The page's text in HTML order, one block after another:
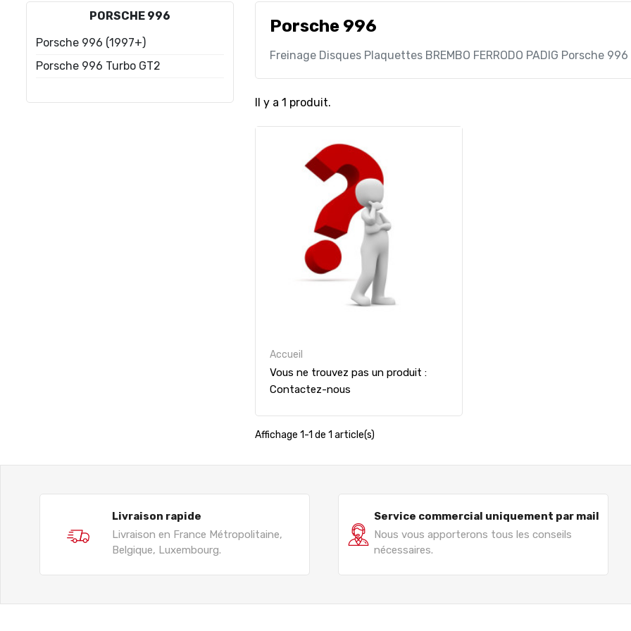
PORSCHE 996
Porsche 996 (1997+)
Porsche 996 Turbo GT2
Porsche 996
Freinage Disques Plaquettes BREMBO FERRODO PADIG Porsche 996
Il y a 1 produit.
Accueil
Vous ne trouvez pas un produit :
Contactez-nous
Affichage 1-1 de 1 article(s)
Livraison rapide
Livraison en France Métropolitaine,
Belgique, Luxembourg.
Service commercial uniquement par mail
Nous vous apporterons tous les conseils
nécessaires.